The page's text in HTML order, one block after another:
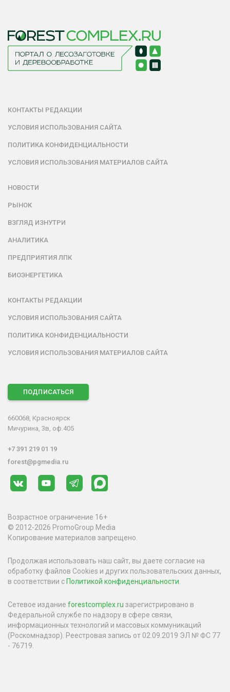
КОНТАКТЫ РЕДАКЦИИ
УСЛОВИЯ ИСПОЛЬЗОВАНИЯ САЙТА
ПОЛИТИКА КОНФИДЕНЦИАЛЬНОСТИ
УСЛОВИЯ ИСПОЛЬЗОВАНИЯ МАТЕРИАЛОВ САЙТА
НОВОСТИ
РЫНОК
ВЗГЛЯД ИЗНУТРИ
АНАЛИТИКА
ПРЕДПРИЯТИЯ ЛПК
БИОЭНЕРГЕТИКА
КОНТАКТЫ РЕДАКЦИИ
УСЛОВИЯ ИСПОЛЬЗОВАНИЯ САЙТА
ПОЛИТИКА КОНФИДЕНЦИАЛЬНОСТИ
УСЛОВИЯ ИСПОЛЬЗОВАНИЯ МАТЕРИАЛОВ САЙТА
ПОДПИСАТЬСЯ
660068, Красноярск
Мичурина, 3в, оф.405
+7 391 219 01 19
forest@pgmedia.ru
Возрастное ограничение 16+
© 2012-2026 PromoGroup Media
Копирование материалов запрещено.
Продолжая использовать наш сайт, вы даете согласие на
обработку файлов Cookies и других пользовательских данных,
в соответствии сПолитикой конфиденциальности
Сетевое издание forestcomplex.ru зарегистрировано в
Федеральной службе по надзору в сфере связи,
информационных технологий и массовых коммуникаций
(Роскомнадзор). Реестровая запись от 02.09.2019 ЭЛ № ФС 77
- 76719.